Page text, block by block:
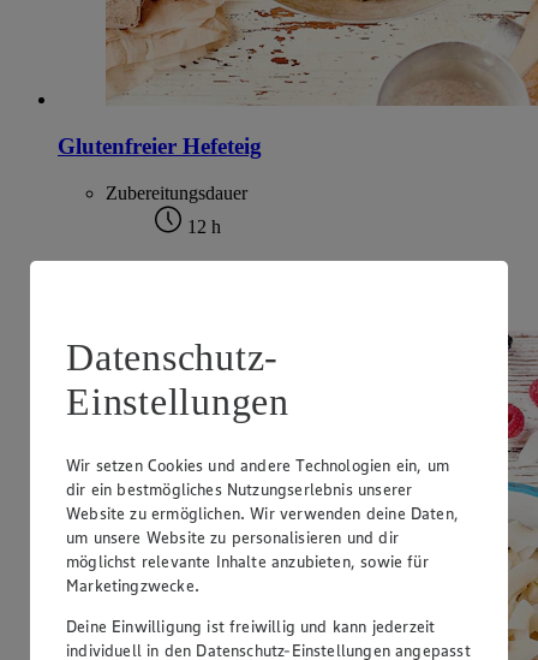
Glutenfreier Hefeteig
Zubereitungsdauer
12 h
Ernährungsweise
Datenschutz-
Einstellungen
Wir setzen Cookies und andere Technologien ein, um
dir ein bestmögliches Nutzungserlebnis unserer
Website zu ermöglichen. Wir verwenden deine Daten,
um unsere Website zu personalisieren und dir
möglichst relevante Inhalte anzubieten, sowie für
Marketingzwecke.
Deine Einwilligung ist freiwillig und kann jederzeit
individuell in den Datenschutz-Einstellungen angepasst